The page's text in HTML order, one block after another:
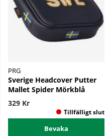
PRG
Sverige Headcover Putter
Mallet Spider Mörkblå
329 Kr
Bevaka